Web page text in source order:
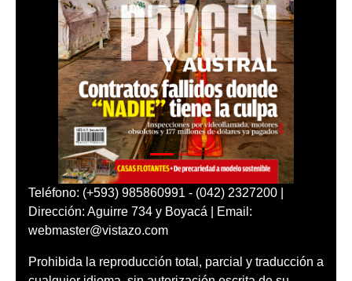
Teléfono: (+593) 985860991 - (042) 2327200 |
Dirección: Aguirre 734 y Boyacá | Email:
webmaster@vistazo.com
Prohibida la reproducción total, parcial y traducción a